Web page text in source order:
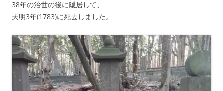
38年の治世の後に隠居して、
天明3年(1783)に死去しました。